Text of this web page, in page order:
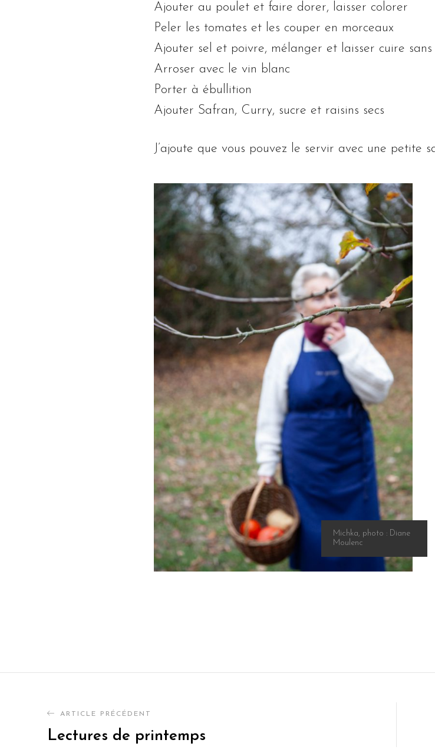
Ajouter au poulet et faire dorer, laisser colorer
Peler les tomates et les couper en morceaux
Ajouter sel et poivre, mélanger et laisser cuire
Arroser avec le vin blanc
Porter à ébullition
Ajouter Safran, Curry, sucre et raisins secs
J’ajoute que vous pouvez le servir avec une petite
Michka, photo : Diane
Moulenc
ARTICLE PRÉCÉDENT
Lectures de printemps